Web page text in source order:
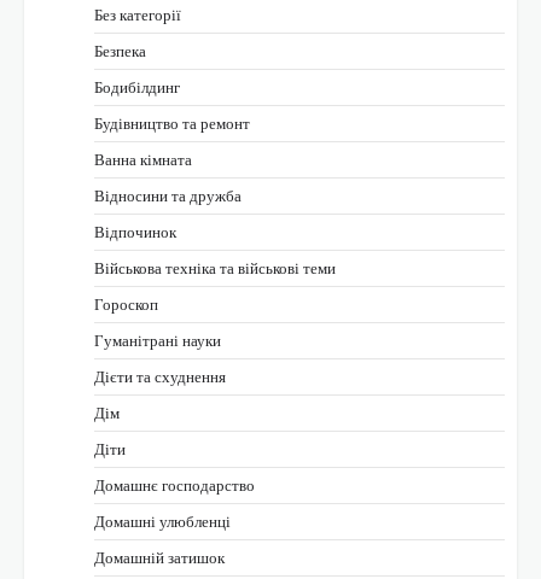
Без категорії
Безпека
Бодибілдинг
Будівництво та ремонт
Ванна кімната
Відносини та дружба
Відпочинок
Військова техніка та військові теми
Гороскоп
Гуманітрані науки
Дієти та схуднення
Дім
Діти
Домашнє господарство
Домашні улюбленці
Домашній затишок